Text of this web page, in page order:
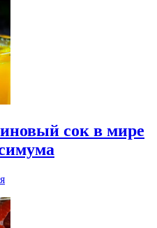
сок в мире